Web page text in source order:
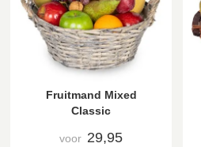
Fruitmand Mixed
Classic
voor 29,95